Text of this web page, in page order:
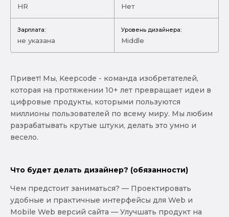
HR Нет
Зарплата:
не указана
Уровень дизайнера:
Middle
Привет! Мы, Keepcode - команда изобретателей,
которая на протяжении 10+ лет превращает идеи в
цифровые продукты, которыми пользуются
миллионы пользователей по всему миру. Мы любим
разрабатывать крутые штуки, делать это умно и
весело.
Что будет делать дизайнер? (обязанности)
Чем предстоит заниматься? — Проектировать
удобные и практичные интерфейсы для Web и
Mobile Web версий сайта — Улучшать продукт на